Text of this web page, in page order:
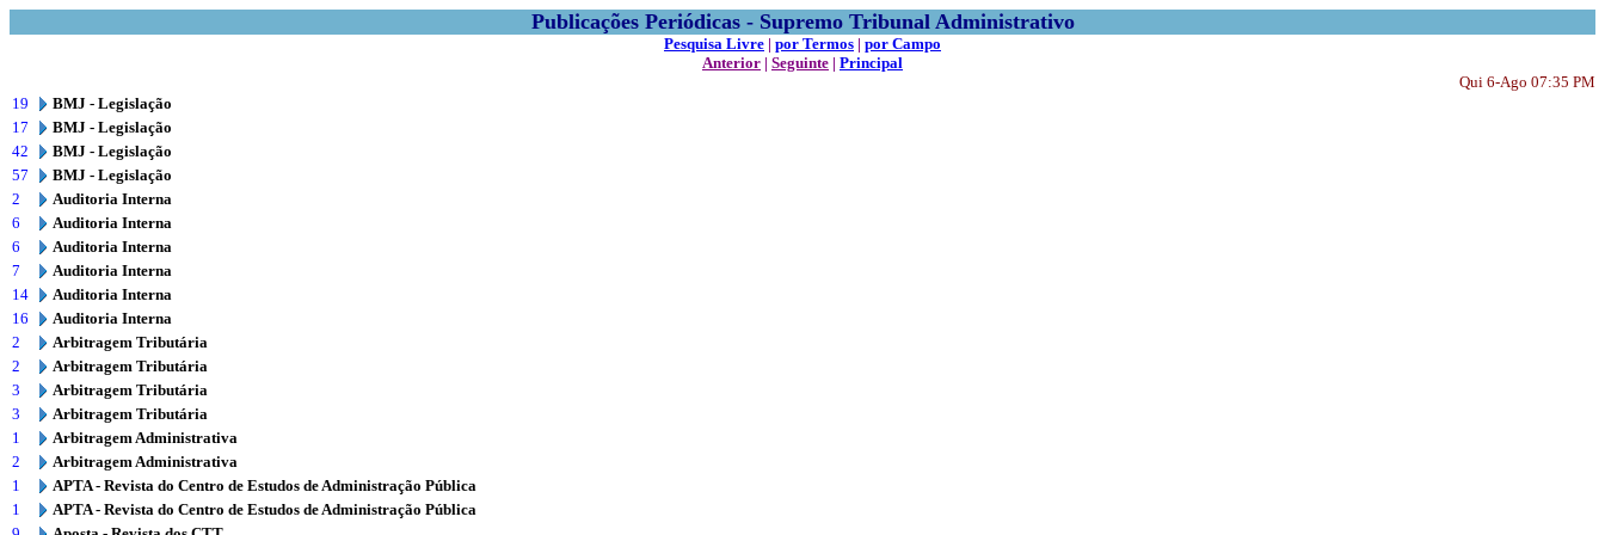
Publicações Periódicas - Supremo Tribunal Administrativo
Pesquisa Livre | por Termos | por Campo
Anterior | Seguinte | Principal
Qui 6-Ago 07:35 PM
19
BMJ - Legislação
17
BMJ - Legislação
42
BMJ - Legislação
57
BMJ - Legislação
2
Auditoria Interna
6
Auditoria Interna
6
Auditoria Interna
7
Auditoria Interna
14
Auditoria Interna
16
Auditoria Interna
2
Arbitragem Tributária
2
Arbitragem Tributária
3
Arbitragem Tributária
3
Arbitragem Tributária
1
Arbitragem Administrativa
2
Arbitragem Administrativa
1
APTA - Revista do Centro de Estudos de Administração Pública
1
APTA - Revista do Centro de Estudos de Administração Pública